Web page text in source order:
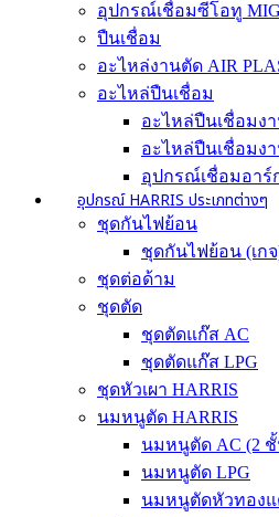
อุปกรณ์เชื่อมซีโอทู
ปืนเชื่อม
อะไหล่งานตัด AIR
อะไหล่ปืนเชื่อม
อะไหล่ปืนเชื่อมง
อะไหล่ปืนเชื่อมง
อุปกรณ์เชื่อมอาร์
อุปกรณ์ HARRIS ประเภทต่างๆ
ชุดกันไฟย้อน
ชุดกันไฟย้อน (เก
ชุดต่อด้าม
ชุดตัด
ชุดตัดแก๊ส AC
ชุดตัดแก๊ส LPG
ชุดหัวเผา HARRIS
นมหนูตัด HARRIS
นมหนูตัด AC (2
นมหนูตัด LPG
นมหนูตัดหัวทองแ